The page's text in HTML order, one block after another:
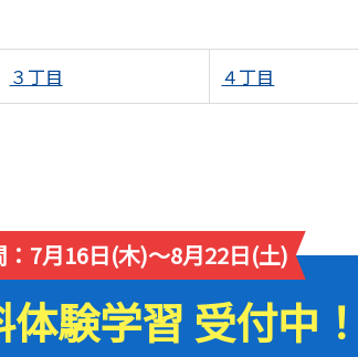
３丁目 ４丁目
：7月16日(木)～8月22日(土)
験学習 受付中！